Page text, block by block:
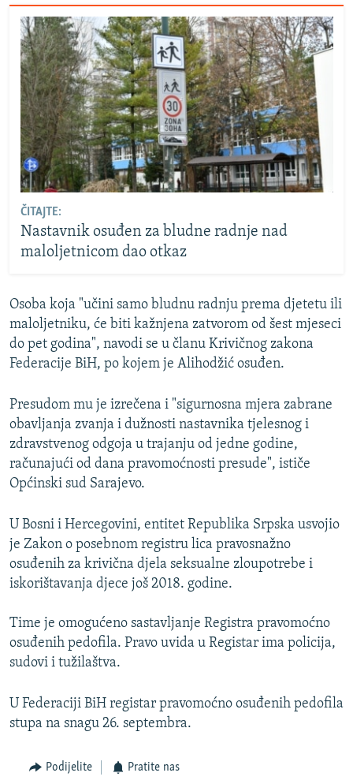
ČITAJTE:
Nastavnik osuđen za bludne radnje nad
maloljetnicom dao otkaz
Osoba koja "učini samo bludnu radnju prema djetetu ili
maloljetniku, će biti kažnjena zatvorom od šest mjeseci
do pet godina", navodi se u članu Krivičnog zakona
Federacije BiH, po kojem je Alihodžić osuđen.
Presudom mu je izrečena i "sigurnosna mjera zabrane
obavljanja zvanja i dužnosti nastavnika tjelesnog i
zdravstvenog odgoja u trajanju od jedne godine,
računajući od dana pravomoćnosti presude", ističe
Općinski sud Sarajevo.
U Bosni i Hercegovini, entitet Republika Srpska usvojio
je Zakon o posebnom registru lica pravosnažno
osuđenih za krivična djela seksualne zloupotrebe i
iskorištavanja djece još 2018. godine.
Time je omogućeno sastavljanje Registra pravomoćno
osuđenih pedofila. Pravo uvida u Registar ima policija,
sudovi i tužilaštva.
U Federaciji BiH registar pravomoćno osuđenih pedofila
stupa na snagu 26. septembra.
Podijelite Pratite nas